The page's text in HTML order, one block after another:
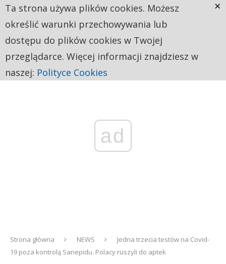
ad
Strona główna NEWS
Jedna trzecia testów na Covid-
19 poza kontrolą Sanepidu. Polacy ruszyli do aptek
Ta strona używa plików cookies. Możesz
określić warunki przechowywania lub
dostępu do plików cookies w Twojej
przeglądarce. Więcej informacji znajdziesz w
naszej: Polityce Cookies
×